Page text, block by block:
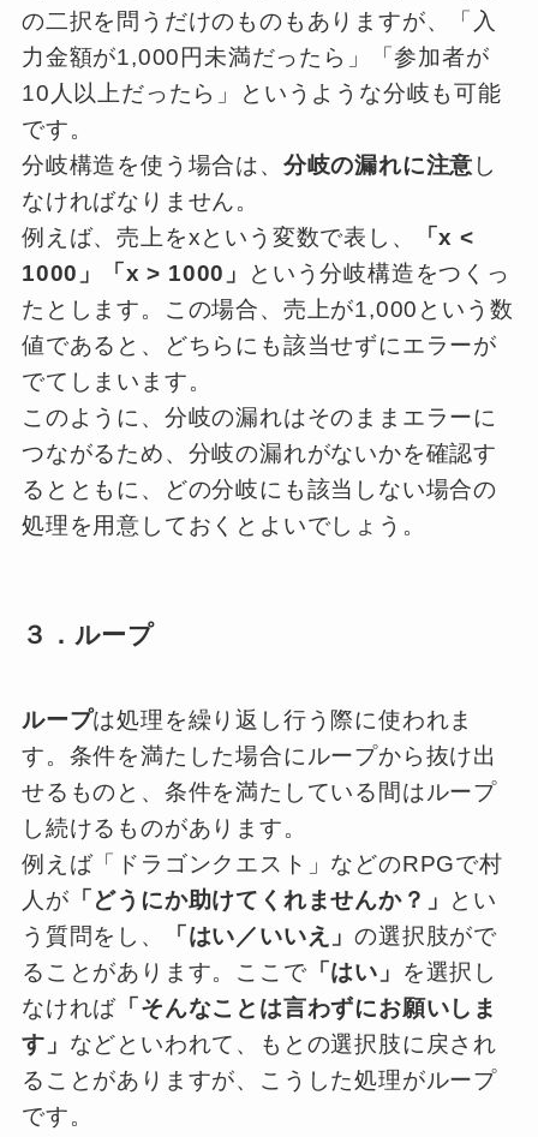
の二択を問うだけのものもありますが、「入
力金額が1,000円未満だったら」「参加者が
10人以上だったら」というような分岐も可能
です。
分岐構造を使う場合は、 分岐の漏れに注意 し
なければなりません。
例えば、売上をxという変数で表し、
「x <
1000」「x > 1000」
という分岐構造をつくっ
たとします。この場合、売上が1,000という数
値であると、どちらにも該当せずにエラーが
でてしまいます。
このように、分岐の漏れはそのままエラーに
つながるため、分岐の漏れがないかを確認す
るとともに、どの分岐にも該当しない場合の
処理を用意しておくとよいでしょう。
３．ループ
ループは処理を繰り返し行う際に使われま
す。条件を満たした場合にループから抜け出
せるものと、条件を満たしている間はループ
し続けるものがあります。
例えば「ドラゴンクエスト」などのRPGで村
人が 「どうにか助けてくれませんか？」
とい
う質問をし、
「はい／いいえ」の選択肢がで
ることがあります。ここで 「はい」
を選択し
なければ 「そんなことは言わずにお願いしま
す」 などといわれて、もとの選択肢に戻され
ることがありますが、こうした処理がループ
です。